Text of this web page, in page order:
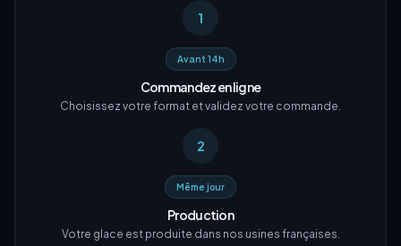
1
Avant 14h
Commandez en ligne
Choisissez votre format et validez votre commande.
2
Même jour
Production
Votre glace est produite dans nos usines françaises.